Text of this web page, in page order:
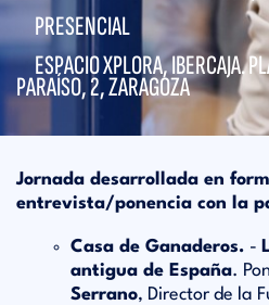
PRESENCIAL
ESPACIO XPLORA, IBERCAJA.
PARAÍSO, 2, ZARAGOZA
Jornada desarrollada en
entrevista/ponencia con la
Casa de Ganaderos. -
antigua de España.
Serrano, Director de la